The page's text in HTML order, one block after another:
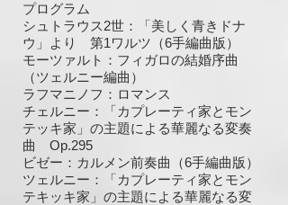
プログラム
シュトラウス2世：「美しく青きドナ
ウ」より 第1ワルツ（6手編曲版）
モーツァルト：フィガロの結婚序曲
（ツェルニー編曲）
ラフマニノフ：ロマンス
チェルニー ：「カプレーティ家とモン
テッキ家」の主題による華麗なる変奏
曲 Op.295
ビゼー：カルメン前奏曲（6手編曲版）
ツェルニー：「カプレーティ家とモン
テキッキ家」の主題による華麗なる変